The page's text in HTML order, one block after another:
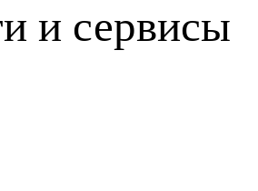
и сервисы